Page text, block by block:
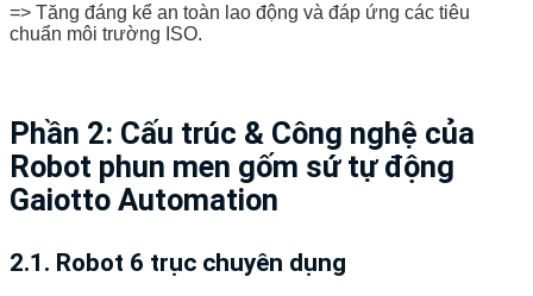
=> Tăng đáng kể an toàn lao động và đáp ứng các tiêu
chuẩn môi trường ISO.
Phần 2: Cấu trúc & Công nghệ của
Robot phun men gốm sứ tự động
Gaiotto Automation
2.1. Robot 6 trục chuyên dụng